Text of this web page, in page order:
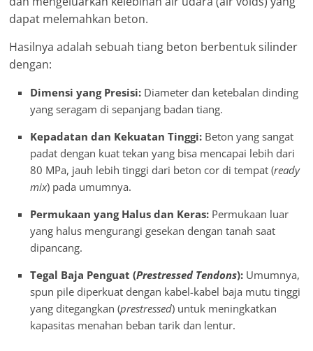
dapat melemahkan beton.
Hasilnya adalah sebuah tiang beton berbentuk silinder
dengan:
Dimensi yang Presisi: Diameter dan ketebalan dinding
yang seragam di sepanjang badan tiang.
Kepadatan dan Kekuatan Tinggi: Beton yang sangat
padat dengan kuat tekan yang bisa mencapai lebih dari
80 MPa, jauh lebih tinggi dari beton cor di tempat (ready
mix) pada umumnya.
Permukaan yang Halus dan Keras: Permukaan luar
yang halus mengurangi gesekan dengan tanah saat
dipancang.
Tegal Baja Penguat (Prestressed Tendons): Umumnya,
spun pile diperkuat dengan kabel-kabel baja mutu tinggi
yang ditegangkan (prestressed) untuk meningkatkan
kapasitas menahan beban tarik dan lentur.